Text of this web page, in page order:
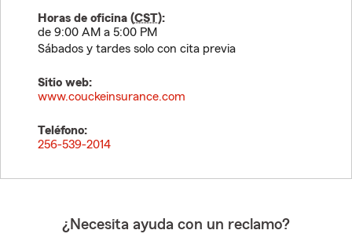
Horas de oficina (CST):
de 9:00 AM a 5:00 PM
Sábados y tardes solo con cita previa
Sitio web:
www.couckeinsurance.com
Teléfono:
256-539-2014
¿Necesita ayuda con un reclamo?